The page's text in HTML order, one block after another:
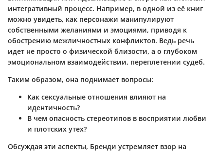
интегративный процесс. Например, в одной из её книг
можно увидеть, как персонажи манипулируют
собственными желаниями и эмоциями, приводя к
обострению межличностных конфликтов. Ведь речь
идет не просто о физической близости, а о глубоком
эмоциональном взаимодействии, переплетении судеб.
Таким образом, она поднимает вопросы:
Как сексуальные отношения влияют на
идентичность?
В чем опасность стереотипов в восприятии любви
и плотских утех?
Обсуждая эти аспекты, Бренди устремляет взор на